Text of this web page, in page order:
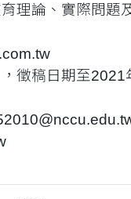
理論、實際問題
徵稿日期至